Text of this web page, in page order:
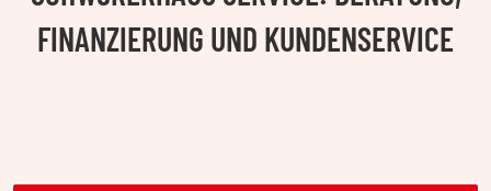
FINANZIERUNG UND KUNDENSERVICE